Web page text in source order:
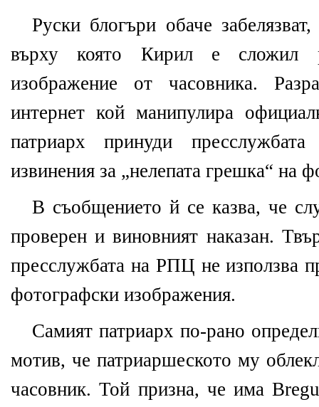
Руски блогъри обаче
върху която Кирил е сложил
изображение от часовника.
интернет кой манипулира
патриарх принуди
извинения за „нелепата грешка“ на
В съобщението й се казва, че
проверен и виновният наказан.
пресслужбата на РПЦ не използва
фотографски изображения.
Самият патриарх по-рано
мотив, че патриаршеското му
часовник. Той призна, че има